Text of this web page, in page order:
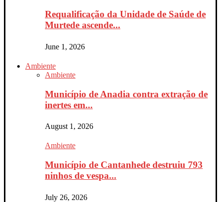
Requalificação da Unidade de Saúde de
Murtede ascende...
June 1, 2026
Ambiente
Ambiente
Município de Anadia contra extração de
inertes em...
August 1, 2026
Ambiente
Município de Cantanhede destruiu 793
ninhos de vespa...
July 26, 2026